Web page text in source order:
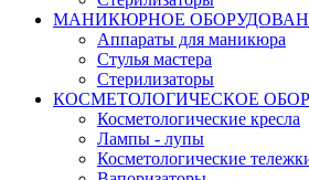
МАНИКЮРНОЕ
Аппараты для маникюра
Стулья мастера
Стерилизаторы
КОСМЕТОЛОГИЧЕСКОЕ
Косметологические кресла
Лампы - лупы
Косметологические